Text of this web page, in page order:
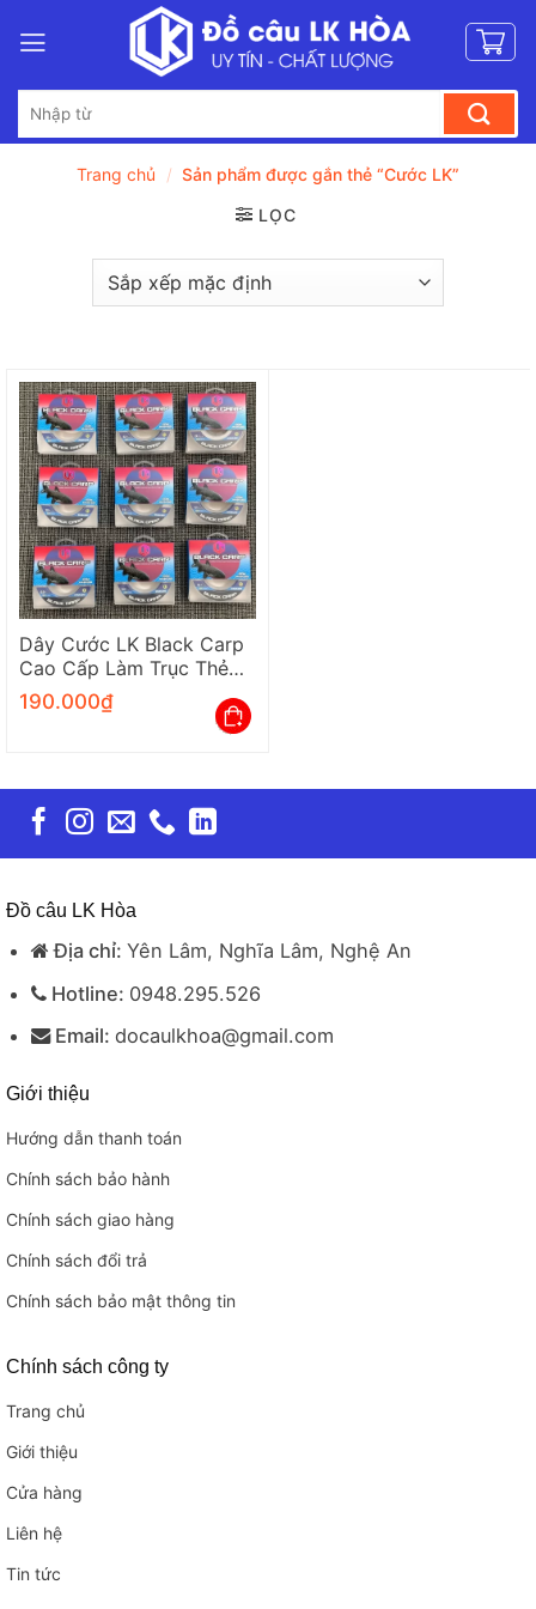
qua
dung
kiếm:
Trang chủ / Sản phẩm được gắn thẻ “Cước LK”
LỌC
Dây Cước LK Black Carp
Cao Cấp Làm Trục Thẻo
Leader Câu Cá 100M
190.000₫
Đồ câu LK Hòa
Địa chỉ: Yên Lâm, Nghĩa Lâm, Nghệ An
Hotline: 0948.295.526
Email: docaulkhoa@gmail.com
Giới thiệu
Hướng dẫn thanh toán
Chính sách bảo hành
Chính sách giao hàng
Chính sách đổi trả
Chính sách bảo mật thông tin
Chính sách công ty
Trang chủ
Giới thiệu
Cửa hàng
Liên hệ
Tin tức